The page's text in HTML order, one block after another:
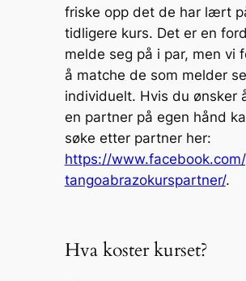
friske opp det de har lært
tidligere kurs. Det er en
melde seg på i par, men vi
å matche de som melder
individuelt. Hvis du ønsker
en partner på egen hånd
søke etter partner her:
https://
tangoabrazokurspartner/.
Hva koster kurset?